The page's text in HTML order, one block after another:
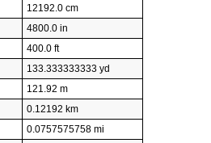
12192.0 cm
4800.0 in
400.0 ft
133.333333333 yd
121.92 m
0.12192 km
0.0757575758 mi